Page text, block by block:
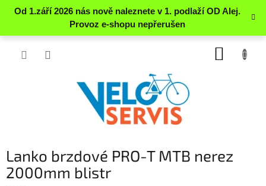
Přejít
Lanko brzdové PRO-T MTB nerez
2000mm blistr